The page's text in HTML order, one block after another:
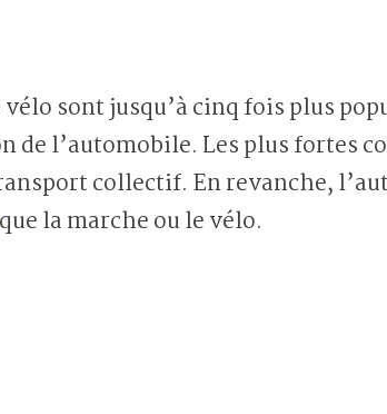
sont jusqu’à cinq fois plus
de l’automobile. Les plus fortes
collectif. En revanche,
que la marche ou le vélo.